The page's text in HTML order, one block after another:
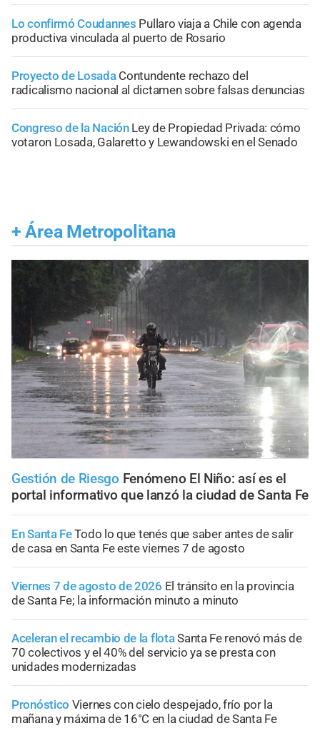
Lo confirmó Coudannes Pullaro viaja a Chile con agenda
productiva vinculada al puerto de Rosario
Proyecto de Losada Contundente rechazo del
radicalismo nacional al dictamen sobre falsas denuncias
Congreso de la Nación Ley de Propiedad Privada: cómo
votaron Losada, Galaretto y Lewandowski en el Senado
+ Área Metropolitana
Gestión de Riesgo Fenómeno El Niño: así es el
portal informativo que lanzó la ciudad de Santa Fe
En Santa FeTodo lo que tenés que saber antes de salir
de casa en Santa Fe este viernes 7 de agosto
Viernes 7 de agosto de 2026 El tránsito en la provincia
de Santa Fe; la información minuto a minuto
Aceleran el recambio de la flotaSanta Fe renovó más de
70 colectivos y el 40% del servicio ya se presta con
unidades modernizadas
Pronóstico Viernes con cielo despejado, frío por la
mañana y máxima de 16°C en la ciudad de Santa Fe